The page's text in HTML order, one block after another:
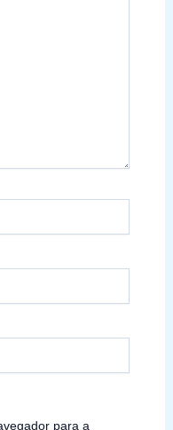
para a